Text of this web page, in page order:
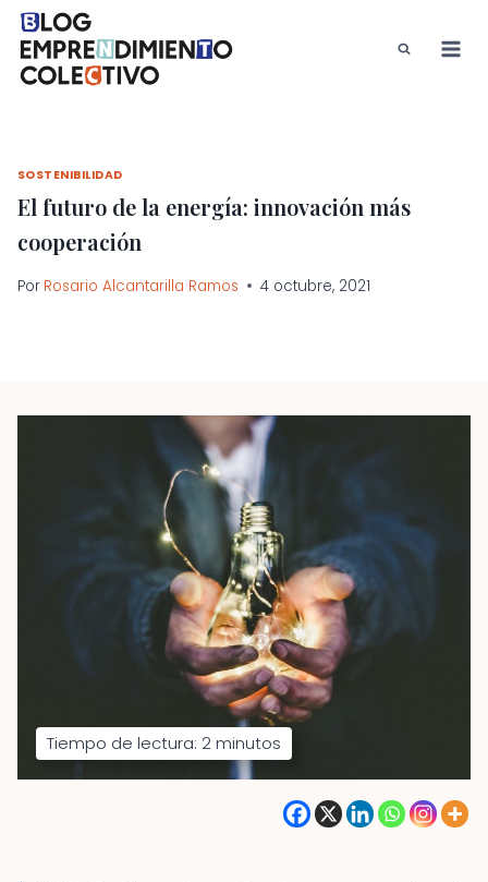
Saltar
contenido
SOSTENIBILIDAD
El futuro de la energía: innovación más
cooperación
Por Rosario Alcantarilla Ramos 4 octubre, 2021
Tiempo de lectura: 2 minutos